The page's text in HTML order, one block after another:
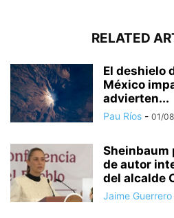
RELATED
El deshielo
México
advierten...
Pau Ríos - 01/
Sheinbaum
de autor
del alcalde
Jaime Guerrero